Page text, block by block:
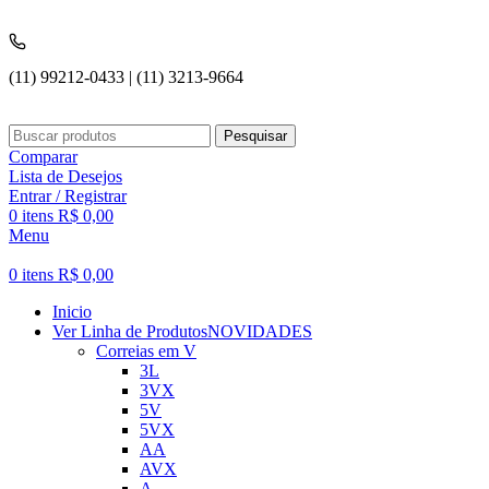
(11) 99212-0433 | (11) 3213-9664
Pesquisar
Comparar
Lista de Desejos
Entrar / Registrar
0 itens R$ 0,00
Menu
0 itens R$ 0,00
Inicio
Ver Linha de ProdutosNOVIDADES
Correias em V
3L
3VX
5V
5VX
AA
AVX